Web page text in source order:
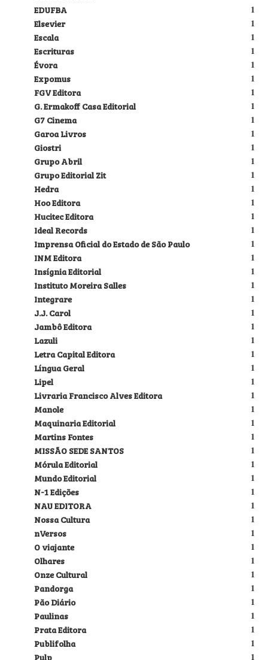
1
EDUFBA
1
Elsevier
1
Escala
1
Escrituras
1
Évora
1
Expomus
1
FGV Editora
1
G. Ermakoff Casa Editorial
1
G7 Cinema
1
Garoa Livros
1
Giostri
1
Grupo Abril
1
Grupo Editorial Zit
1
Hedra
1
Hoo Editora
1
Hucitec Editora
1
Ideal Records
1
Imprensa Oficial do Estado de São Paulo
1
INM Editora
1
Insígnia Editorial
1
Instituto Moreira Salles
1
Integrare
1
J.J. Carol
1
Jambô Editora
1
Lazuli
1
Letra Capital Editora
1
Língua Geral
1
Lipel
1
Livraria Francisco Alves Editora
1
Manole
1
Maquinaria Editorial
1
Martins Fontes
1
MISSÃO SEDE SANTOS
1
Mórula Editorial
1
Mundo Editorial
1
N-1 Edições
1
NAU EDITORA
1
Nossa Cultura
1
nVersos
1
O viajante
1
Olhares
1
Onze Cultural
1
Pandorga
1
Pão Diário
1
Paulinas
1
Prata Editora
1
Publifolha
1
Pulp